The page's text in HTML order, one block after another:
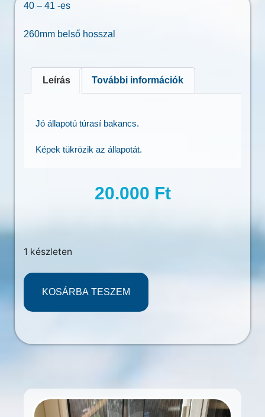
40 – 41 -es
260mm belső hosszal
Leírás További információk
Jó állapotú túrasí bakancs.
Képek tükrözik az állapotát.
20.000 Ft
1 készleten
KOSÁRBA TESZEM